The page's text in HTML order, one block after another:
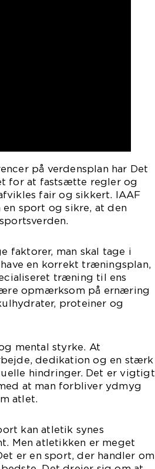
på verdensplan har Det
for at fastsætte regler og
fair og sikkert. IAAF
sport og sikre, at den
faktorer, man skal tage i
en korrekt træningsplan,
træning til ens
opmærksom på ernæring
proteiner og
mental styrke. At
dedikation og en stærk
hindringer. Det er vigtigt
at man forbliver ydmyg
atlet.
kan atletik synes
Men atletikken er meget
er en sport, der handler om